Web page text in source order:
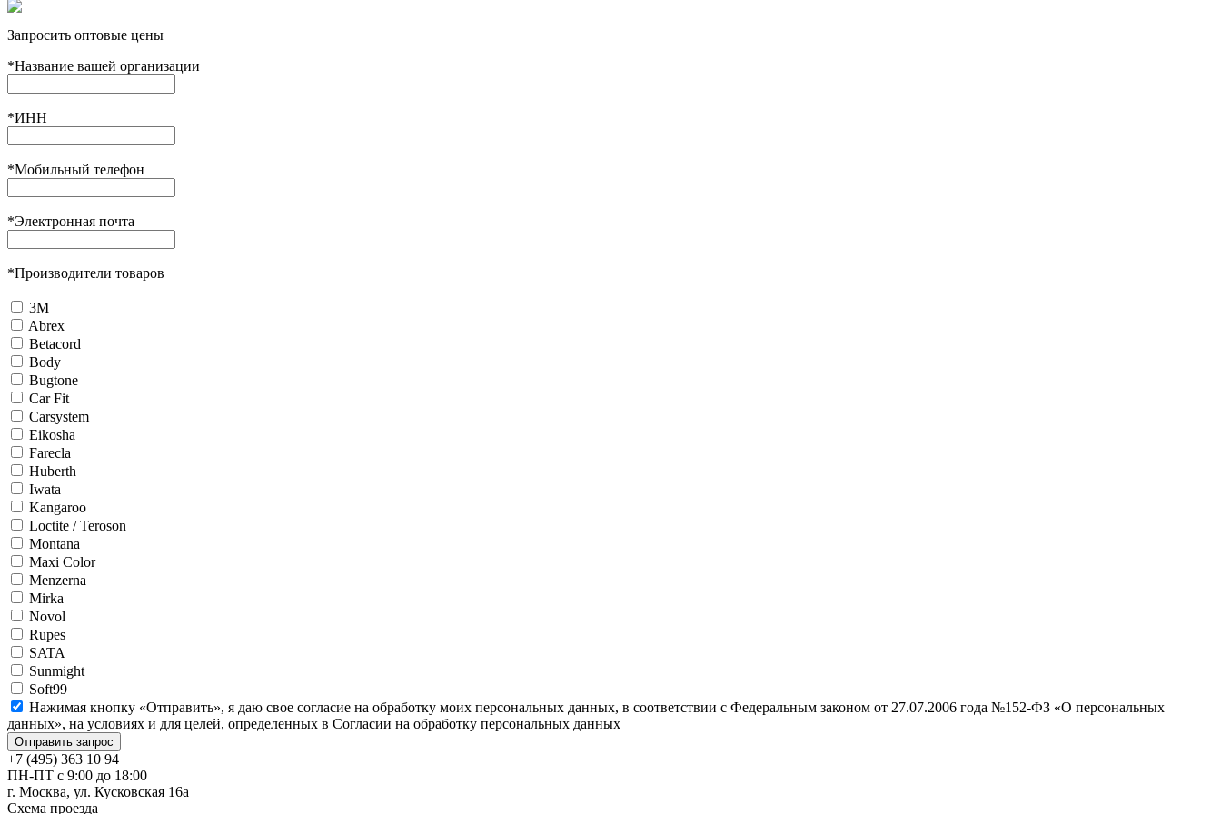
Запросить оптовые цены
*Название вашей организации
*ИНН
*Мобильный телефон
*Электронная почта
*Производители товаров
3М
Abrex
Betacord
Body
Bugtone
Car Fit
Carsystem
Eikosha
Farecla
Huberth
Iwata
Kangaroo
Loctite / Teroson
Montana
Maxi Color
Menzerna
Mirka
Novol
Rupes
SATA
Sunmight
Soft99
Нажимая кнопку «Отправить», я даю свое согласие на обработку моих персональных данных, в соответствии с Федеральным законом от 27.07.2006 года №152-ФЗ «О персональных
данных», на условиях и для целей, определенных в Согласии на обработку персональных данных
+7 (495) 363 10 94
ПН-ПТ с 9:00 до 18:00
г. Москва, ул. Кусковская 16а
Схема проезда